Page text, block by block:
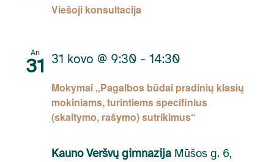
Viešoji konsultacija
An
31
Mokymai „Pagalbos būdai pradinių klasių
mokiniams, turintiems specifinius
(skaitymo, rašymo) sutrikimus“
31 kovo @ 9:30 - 14:30
Kauno Veršvų gimnazija Mūšos g. 6,